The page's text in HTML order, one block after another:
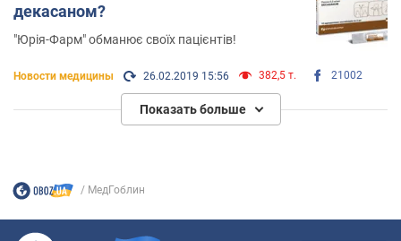
декасаном?
"Юрія-Фарм" обманює своїх пацієнтів!
Новости медицины 26.02.2019 15:56 382,5 т. 21002
Показать больше
МедГоблин